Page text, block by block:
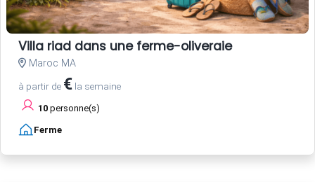
Villa riad dans une ferme-oliveraie
Maroc MA
à partir de € la semaine
10 personne(s)
Ferme